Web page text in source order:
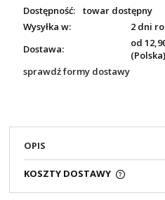
Dostępność:
towar dostępny
Wysyłka w:
2 dni
Dostawa:
od
(Polska)
sprawdź formy dostawy
OPIS
KOSZTY DOSTAWY